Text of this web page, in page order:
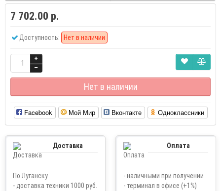
7 702.00 р.
Доступность: Нет в наличии
Нет в наличии
Facebook Мой Мир Вконтакте Одноклассники
Доставка
По Луганску
- доставка техники 1000 руб.
Оплата
- наличными при получении
- терминал в офисе (+1%)